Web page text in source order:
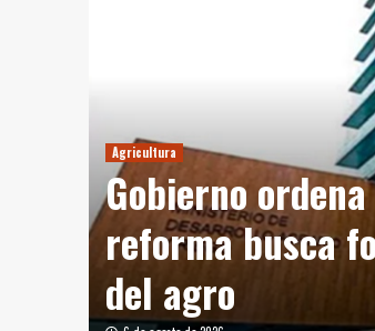
Agricultura
Gobierno
reforma busca
del agro